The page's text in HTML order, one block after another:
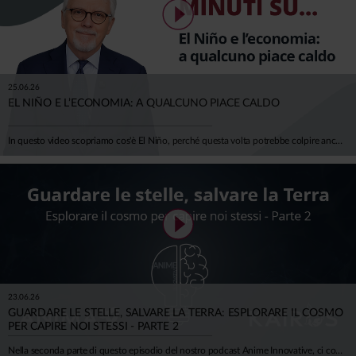
25.06.26
EL NIÑO E L’ECONOMIA: A QUALCUNO PIACE CALDO
23.06.26
GUARDARE LE STELLE, SALVARE LA TERRA: ESPLORARE IL COSMO
PER CAPIRE NOI STESSI - PARTE 2